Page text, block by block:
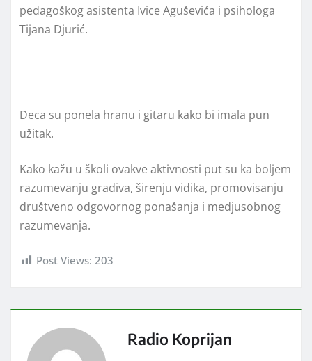
pedagoškog asistenta Ivice Aguševića i psihologa
Tijana Djurić.
Deca su ponela hranu i gitaru kako bi imala pun
užitak.
Kako kažu u školi ovakve aktivnosti put su ka boljem
razumevanju gradiva, širenju vidika, promovisanju
društveno odgovornog ponašanja i medjusobnog
razumevanja.
Post Views: 203
Radio Koprijan